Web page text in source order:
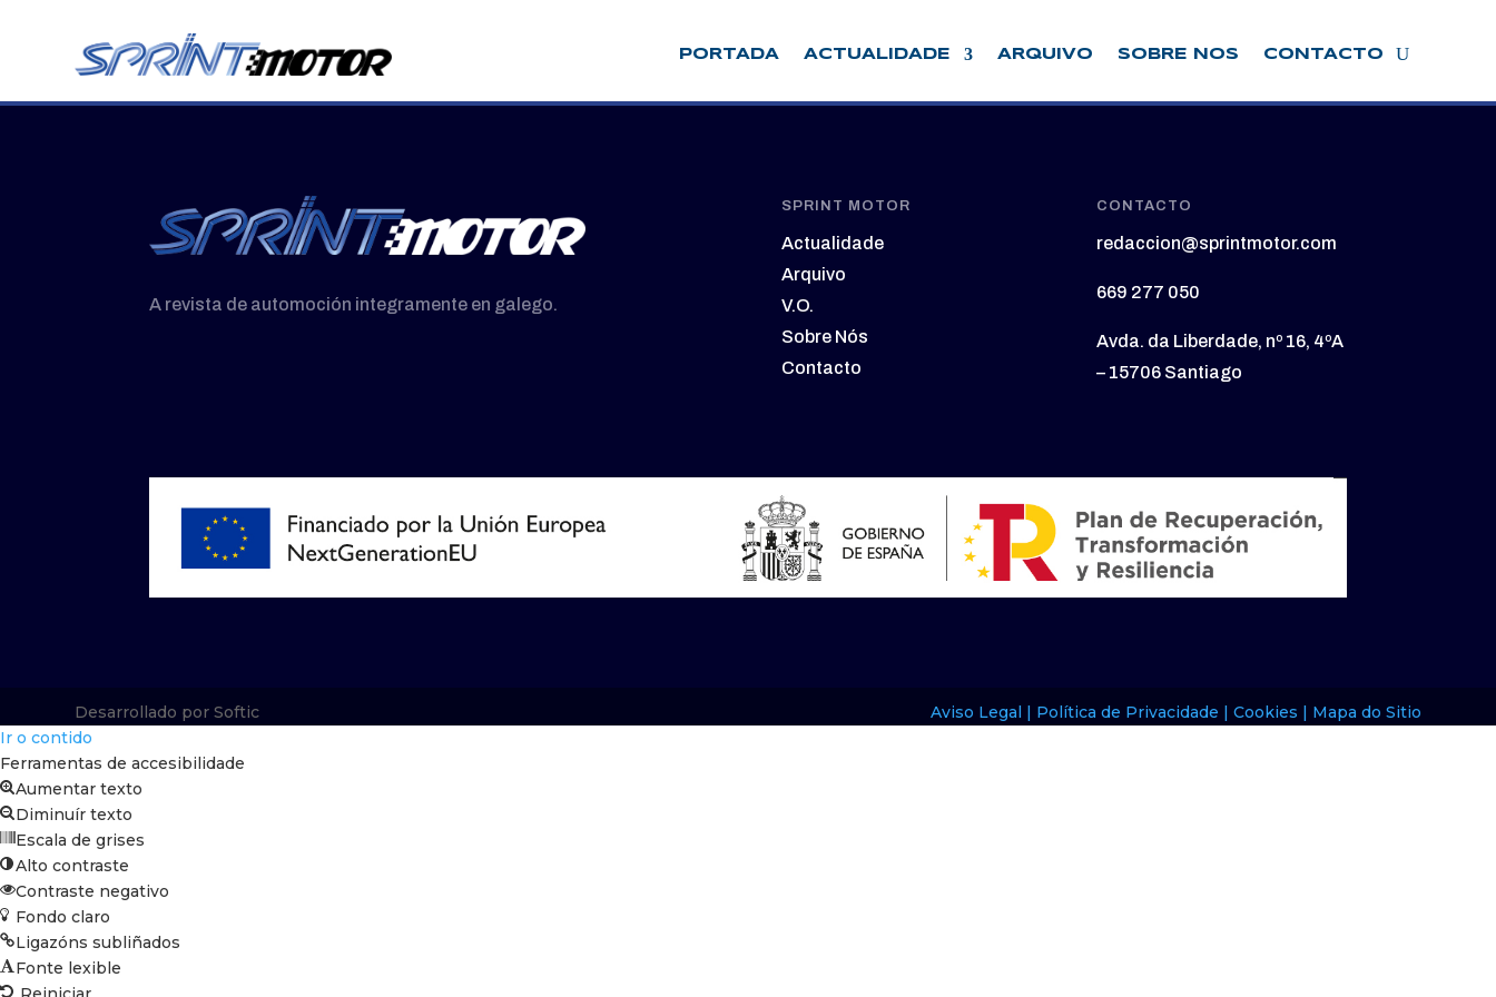
PORTADA ACTUALIDADE ARQUIVO SOBRE NOS CONTACTO
A revista de automoción integramente en galego.
SPRINT MOTOR
Actualidade
Arquivo
V.O.
Sobre Nós
Contacto
CONTACTO
redaccion@sprintmotor.com
669 277 050
Avda. da Liberdade, nº 16, 4ºA
– 15706 Santiago
Desarrollado por Softic Aviso Legal | Política de Privacidade | Cookies | Mapa do Sitio
Ir o contido
Ferramentas de accesibilidade
Aumentar texto
Diminuír texto
Escala de grises
Alto contraste
Contraste negativo
Fondo claro
Ligazóns subliñados
Fonte lexible